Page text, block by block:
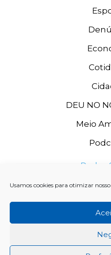
Usamos cookies para otimizar nosso
DEU NO
Meio
Redes